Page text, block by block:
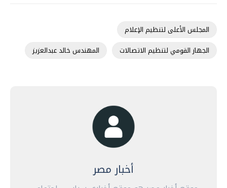
المجلس الأعلى لتنظيم الإعلام
الجهاز القومي لتنظيم الاتصالات
المهندس خالد عبدالعزيز
أخبار مصر